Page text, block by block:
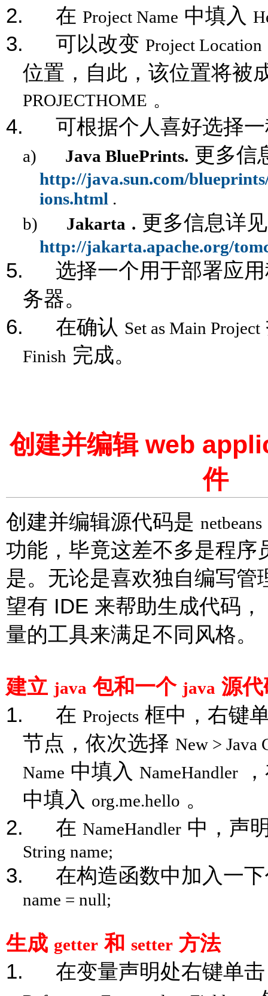
2.
在 Project Name 中填入
3. 可以改变 Project Location
位置，自此，该位置将被
PROJECTHOME 。
4. 可根据个人喜好选择
a) Java BluePrints. 更多信
http://java.sun.com/
ions.html .
b)
Jakarta . 更多信息详见
http://jakarta.apache.org/
5.
选择一个用于部署应
务器。
6.
在确认 Set as Main Project
Finish 完成。
创建并编辑 web
件
创建并编辑源代码是 netbeans
功能，毕竟这差不多是程序
是。无论是喜欢独自编写管
望有 IDE 来帮助生成代码，
量的工具来满足不同风格。
建立 java 包和一个 java 源
1.
在 Projects 框中，右键
节点，依次选择 New > Java
Name 中填入 NameHandler
中填入 org.me.hello 。
2.
在 NameHandler 中，声
String name;
3. 在构造函数中加入一
name = null;
生成 getter 和 setter 方法
1.
在变量声明处右键单击